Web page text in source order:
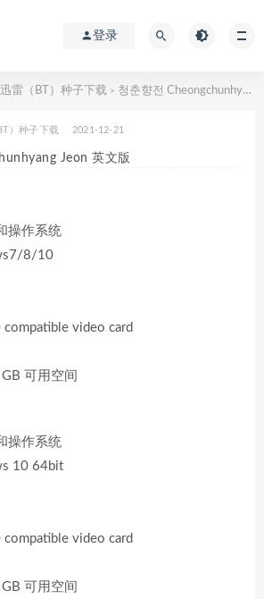
登录
迅雷（BT）种子下载 > 청춘향전 Cheongchunhyang Jeon 英文版
）种子下载 2021-12-21
Jeon 英文版
操作系统
8/10
video card
可用空间
操作系统
10 64bit
video card
可用空间